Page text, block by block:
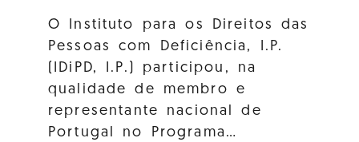
O Instituto para os Direitos das
Pessoas com Deficiência, I.P.
(IDiPD, I.P.) participou, na
qualidade de membro e
representante nacional de
Portugal no Programa…